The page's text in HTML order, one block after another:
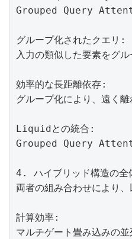
Grouped Query Attention
グループ化されたクエリ:
入力の類似した要素をグ
効率的な長距離依存:
グループ化により、遠く
Liquidとの統合:
Grouped Query Attention
4. ハイブリッド構造の全
両者の組み合わせにより
計算効率:
マルチゲート畳み込みの